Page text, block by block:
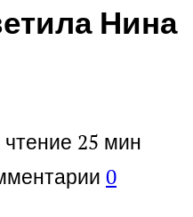
Нина
25 мин
0